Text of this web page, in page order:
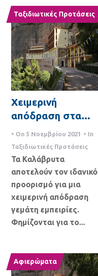
Ταξιδιωτικές Προτάσεις
Χειμερινή
απόδραση στα...
• On5 Νοεμβρίου 2021 • In
Ταξιδιωτικές Προτάσεις
Τα Καλάβρυτα
αποτελούν τον ιδανικό
προορισμό για μια
χειμερινή απόδραση
γεμάτη εμπειρίες.
Φημίζονται για το...
Αφιερώματα